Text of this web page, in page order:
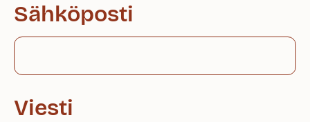
Sähköposti
Viesti